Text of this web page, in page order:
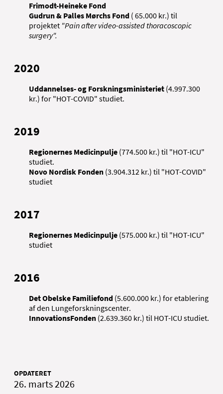
Frimodt-Heineke Fond
Gudrun & Palles Mørchs Fond ( 65.000 kr.) til
projektet "Pain after video-assisted thoracoscopic
surgery".
2020
Uddannelses- og Forskningsministeriet (4.997.300
kr.) for "HOT-COVID" studiet.
2019
Regionernes Medicinpulje (774.500 kr.) til "HOT-ICU"
studiet.
Novo Nordisk Fonden (3.904.312 kr.) til "HOT-COVID"
studiet
2017
Regionernes Medicinpulje (575.000 kr.) til "HOT-ICU"
studiet
2016
Det Obelske Familiefond (5.600.000 kr.) for etablering
af den Lungeforskningscenter.
InnovationsFonden (2.639.360 kr.) til HOT-ICU studiet.
OPDATERET
26. marts 2026